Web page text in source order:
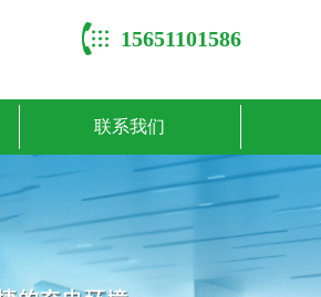
15651101586
联系我们